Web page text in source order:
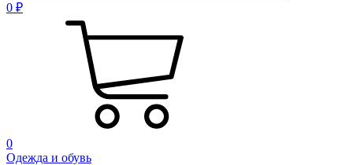
0 ₽
0
Одежда и обувь